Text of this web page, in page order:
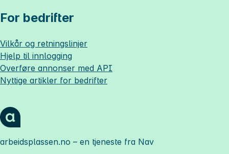
For bedrifter
Vilkår og retningslinjer
Hjelp til innlogging
Overføre annonser med API
Nyttige artikler for bedrifter
arbeidsplassen.no – en tjeneste fra Nav